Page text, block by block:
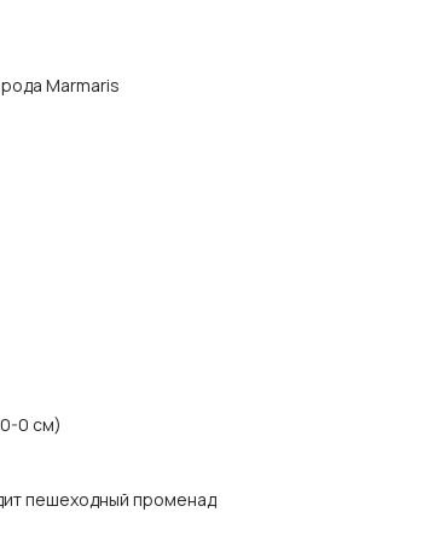
Marmaris
0 см)
пешеходный променад